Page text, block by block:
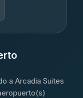
a Arcadia Suites